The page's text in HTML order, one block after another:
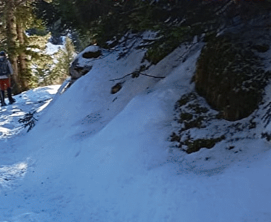
Exporter les lignes sélectionnées
Exporter toutes les colonnes
Exporter uniquement les colonnes affichées
Menu
?>
Images de la page d'accueil
Cliquez pour éditer